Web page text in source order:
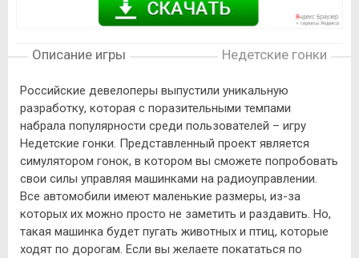
Описание игры Недетские гонки
Российские девелоперы выпустили уникальную
разработку, которая с поразительными темпами
набрала популярности среди пользователей – игру
Недетские гонки. Представленный проект является
симулятором гонок, в котором вы сможете попробовать
свои силы управляя машинками на радиоуправлении.
Все автомобили имеют маленькие размеры, из-за
которых их можно просто не заметить и раздавить. Но,
такая машинка будет пугать животных и птиц, которые
ходят по дорогам. Если вы желаете покататься по